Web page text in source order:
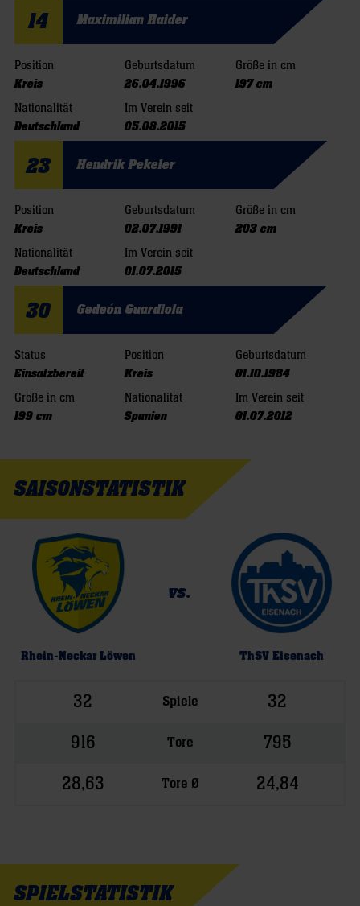
14 Maximilian Haider
Position
Kreis
Geburtsdatum
26.04.1996
Größe in cm
197 cm
Nationalität
Deutschland
Im Verein seit
05.08.2015
23 Hendrik Pekeler
Position
Kreis
Geburtsdatum
02.07.1991
Größe in cm
203 cm
Nationalität
Deutschland
Im Verein seit
01.07.2015
30 Gedeón Guardiola
Status
Einsatzbereit
Position
Kreis
Geburtsdatum
01.10.1984
Größe in cm
199 cm
Nationalität
Spanien
Im Verein seit
01.07.2012
SAISONSTATISTIK
Rhein-Neckar Löwen
vs.
ThSV Eisenach
32 Spiele 32
916 Tore 795
28,63 Tore Ø 24,84
SPIELSTATISTIK